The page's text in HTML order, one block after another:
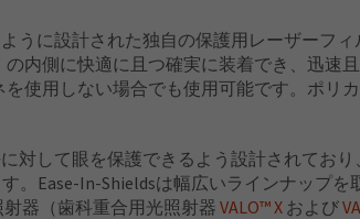
うに設計された独自の保護用レーザーフ
内側に快適に且つ確実に装着でき、迅速
使用しない場合でも使用可能です。ポリ
対して眼を保護できるよう設計されており
。Ease-In-Shieldsは幅広いラインナップ
器（歯科重合用光照射器 VALO™ X および